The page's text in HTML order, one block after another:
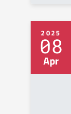
2025
08
Apr